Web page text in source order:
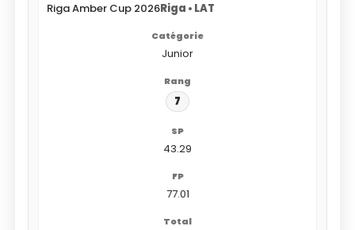
Riga Amber Cup 2026Riga • LAT
Junior
7
43.29
77.01